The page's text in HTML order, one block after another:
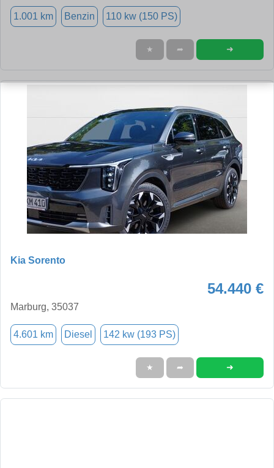
1.001 km Benzin 110 kw (150 PS)
★ ➦ ➜
Kia Sorento
54.440 €
Marburg, 35037
4.601 km Diesel 142 kw (193 PS)
★ ➦ ➜